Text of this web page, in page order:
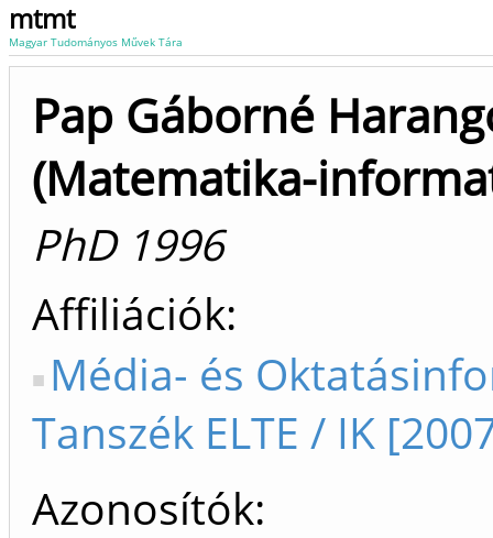
mtmt
Magyar Tudományos Művek Tára
Pap Gáborné
(Matematika-
PhD 1996
Affiliációk
Média- és
Tanszék ELTE / IK
Azonosítók